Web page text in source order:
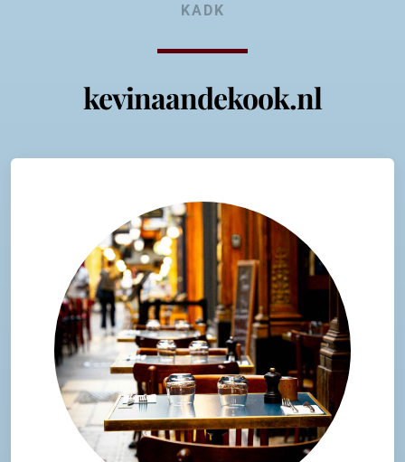
KADK
kevinaandekook.nl